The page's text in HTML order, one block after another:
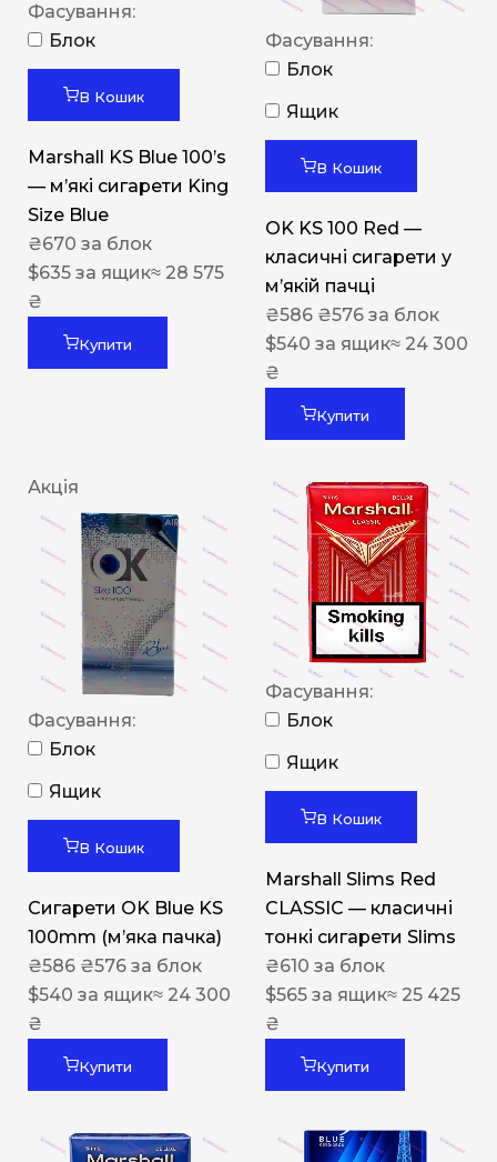
Фасування:
Блок
В Кошик
Marshall KS Blue 100’s
— м’які сигарети King
Size Blue
₴670 за блок
$635 за ящик≈ 28 575
₴
Купити
Фасування:
Блок
Ящик
В Кошик
OK KS 100 Red —
класичні сигарети у
м’якій пачці
₴586 ₴576 за блок
$540 за ящик≈ 24 300
₴
Купити
Акція
Фасування:
Блок
Ящик
В Кошик
Сигарети OK Blue KS
100mm (м’яка пачка)
₴586 ₴576 за блок
$540 за ящик≈ 24 300
₴
Купити
Фасування:
Блок
Ящик
В Кошик
Marshall Slims Red
CLASSIC — класичні
тонкі сигарети Slims
₴610 за блок
$565 за ящик≈ 25 425
₴
Купити